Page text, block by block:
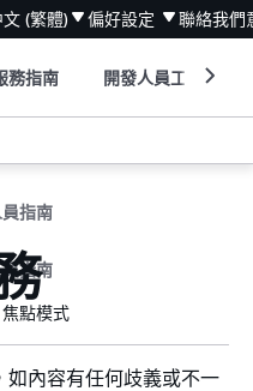
文 (繁體) 偏好設定 聯絡我們
務指南 開發人員工具
指南
員指南
焦點模式
內容有任何歧義或不一